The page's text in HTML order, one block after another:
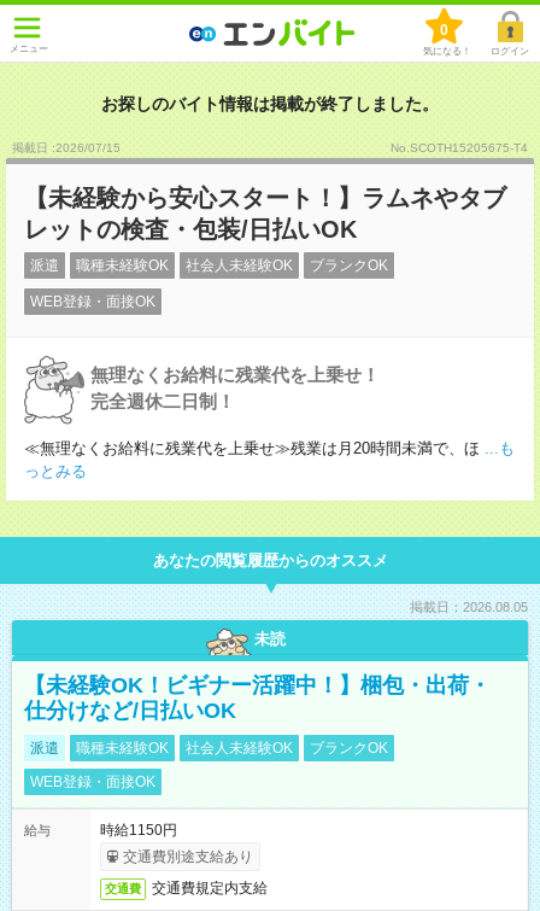
メニュー
0
気になる！ ログイン
お探しのバイト情報は掲載が終了しました。
掲載日 :2026/07/15 No.SCOTH15205675-T4
【未経験から安心スタート！】ラムネやタブ
レットの検査・包装/日払いOK
派遣 職種未経験OK 社会人未経験OK ブランクOK
WEB登録・面接OK
無理なくお給料に残業代を上乗せ！
完全週休二日制！
≪無理なくお給料に残業代を上乗せ≫残業は月20時間未満で、ほ ...も
っとみる
あなたの閲覧履歴からのオススメ
掲載日：2026.08.05
未読
【未経験OK！ビギナー活躍中！】梱包・出荷・
仕分けなど/日払いOK
派遣 職種未経験OK 社会人未経験OK
ブランクOK
WEB登録・面接OK
給与
時給1150円
交通費別途支給あり
交通費 交通費規定内支給